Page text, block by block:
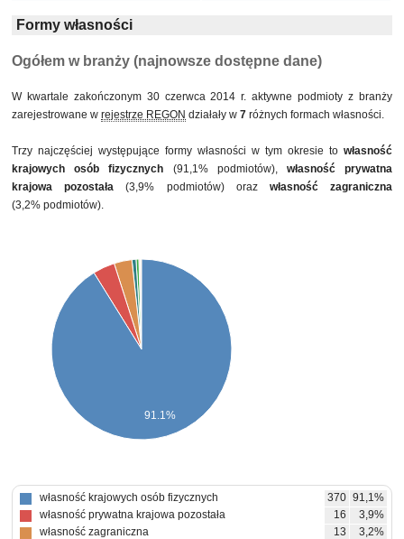
Formy własności
Ogółem w branży (najnowsze dostępne dane)
W kwartale zakończonym 30 czerwca 2014 r. aktywne podmioty z branży
zarejestrowane w rejestrze REGON działały w 7 różnych formach własności.
Trzy najczęściej występujące formy własności w tym okresie to własność
krajowych osób fizycznych (91,1% podmiotów), własność prywatna
krajowa pozostała (3,9% podmiotów) oraz własność zagraniczna
(3,2% podmiotów).
91.1%
własność krajowych osób fizycznych 370 91,1%
własność prywatna krajowa pozostała
16
3,9%
własność zagraniczna
13
3,2%